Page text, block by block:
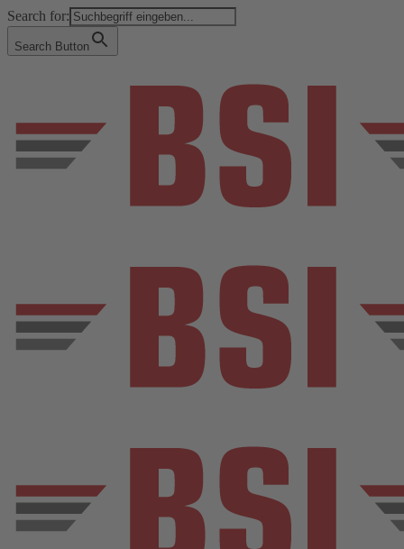
Search for:
Search Button